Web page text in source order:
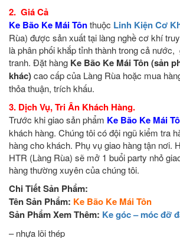
2. Giá Cả
Ke Bão Ke Mái Tônthuộc Linh Kiện Cơ
Rùa) được sản xuất tại làng nghề cơ khí
là phân phối khắp tỉnh thành trong cả nước,
tranh. Đặt hàng Ke Bão Ke Mái Tôn (sản
khác)cao cấp của Làng Rùa hoặc mua
thỏa thuận, trích khấu.
3. Dịch Vụ, Tri Ân Khách Hàng.
Trước khi giao sản phẩm Ke Bão Ke Mái
khách hàng. Chúng tôi có đội ngũ kiểm tra
hàng cho khách. Phụ vụ giao hàng tận nơi.
HTR (Làng Rùa) sẽ mở 1 buổi party nhỏ
hàng thường xuyên của chúng tôi.
Chi Tiết Sản Phẩm:
Tên Sản Phẩm: Ke Bão Ke Mái Tôn
Sản Phẩm Xem Thêm: Ke góc – móc đỡ
– nhựa lõi thép